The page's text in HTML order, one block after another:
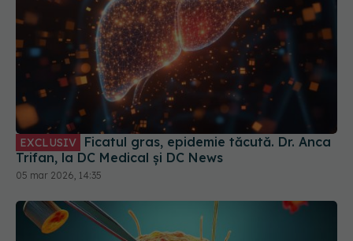
EXCLUSIV
Trifan, la DC Medical și DC News
05 mar 2026, 14:35